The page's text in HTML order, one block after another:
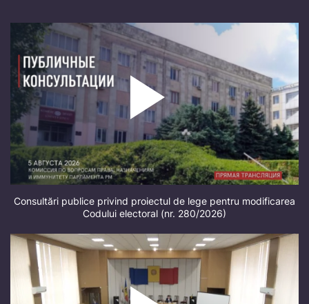
Consultări publice privind proiectul de lege pentru modificarea
Codului electoral (nr. 280/2026)